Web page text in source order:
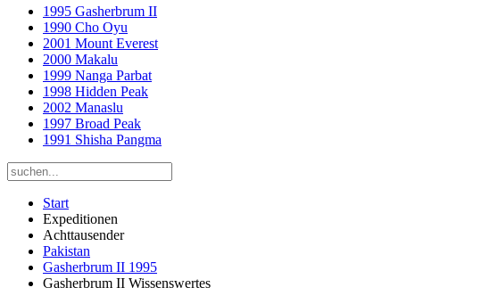
1995 Gasherbrum II
1990 Cho Oyu
2001 Mount Everest
2000 Makalu
1999 Nanga Parbat
1998 Hidden Peak
2002 Manaslu
1997 Broad Peak
1991 Shisha Pangma
Start
Expeditionen
Achttausender
Pakistan
Gasherbrum II 1995
Gasherbrum II Wissenswertes